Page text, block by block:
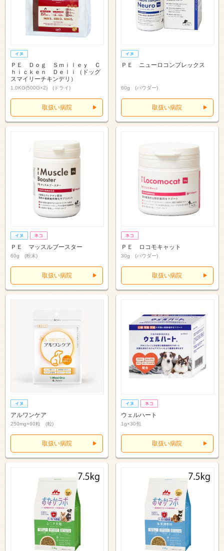
ＰＥ Ｄｏｇ Ｓｍｉｌｅｙ Ｃ
ｈｉｃｋｅｎ Ｄｅｌｉ（ドッグ
スマイリーチキンデリ）
1.0KG(500G×2) (ドライ)
取扱い病院
ＰＥ ニューロコンプレックス
60g (パウダー)
取扱い病院
ＰＥ マッスルブースター
60g (粉末)
取扱い病院
ＰＥ ロコモキャット
30g (パウダー)
取扱い病院
アルワンケア
250mg×60粒 (粒)
取扱い病院
ウェルハート
1g×30包
取扱い病院